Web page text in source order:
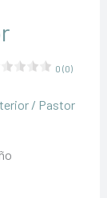
0 (0)
/ Pastor